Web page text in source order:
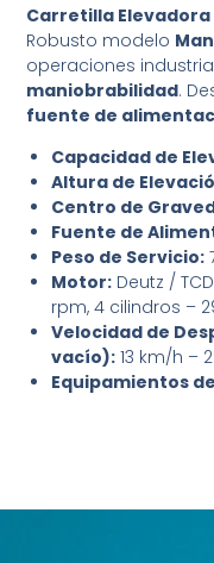
Carretilla Elevadora
Robusto modelo
operaciones
maniobrabilidad.
fuente de
Capacidad de
Altura de
Centro de
Fuente de
Peso de Servicio:
Motor: Deutz /
rpm, 4 cilindros –
Velocidad de
vacío): 13 km/h –
Equipamientos